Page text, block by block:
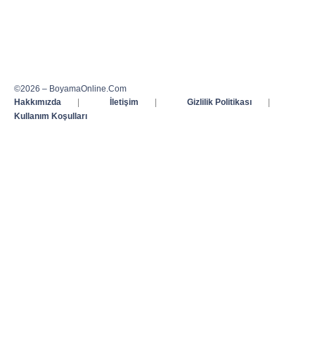
©2026 – BoyamaOnline.Com
Hakkımızda
| İletişim | Gizlilik Politikası
|
Kullanım Koşulları